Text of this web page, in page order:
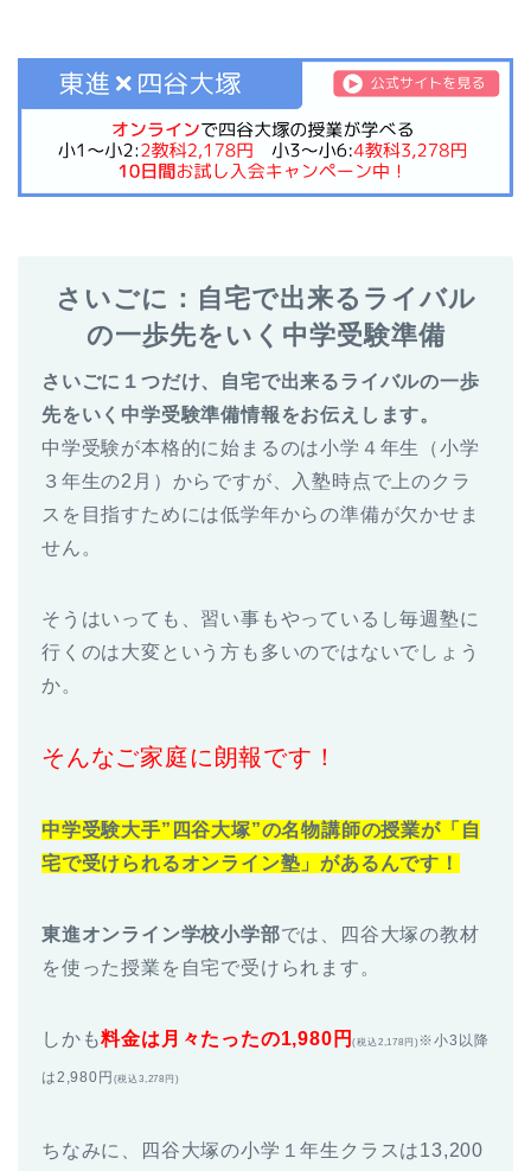
さいごに：自宅で出来るライバル
の一歩先をいく中学受験準備
さいごに１つだけ、自宅で出来るライバルの一歩
先をいく中学受験準備情報をお伝えします。
中学受験が本格的に始まるのは小学４年生（小学
３年生の2月）からですが、入塾時点で上のクラ
スを目指すためには低学年からの準備が欠かせま
せん。
そうはいっても、習い事もやっているし毎週塾に
行くのは大変という方も多いのではないでしょう
か。
そんなご家庭に朗報です！
中学受験大手”四谷大塚”の名物講師の授業が「自
宅で受けられるオンライン塾」があるんです！
東進オンライン学校小学部では、四谷大塚の教材
を使った授業を自宅で受けられます。
しかも料金は月々たったの1,980円(税込2,178円) ※小3以降
は2,980円 (税込3,278円)
ちなみに、四谷大塚の小学１年生クラスは13,200